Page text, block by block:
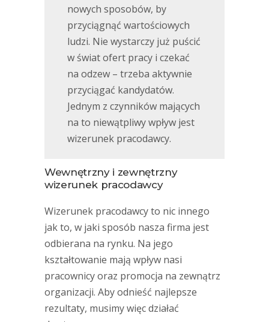
nowych sposobów, by
przyciągnąć wartościowych
ludzi. Nie wystarczy już puścić
w świat ofert pracy i czekać
na odzew – trzeba aktywnie
przyciągać kandydatów.
Jednym z czynników mających
na to niewątpliwy wpływ jest
wizerunek pracodawcy.
Wewnętrzny i zewnętrzny
wizerunek pracodawcy
Wizerunek pracodawcy to nic innego
jak to, w jaki sposób nasza firma jest
odbierana na rynku. Na jego
kształtowanie mają wpływ nasi
pracownicy oraz promocja na zewnątrz
organizacji. Aby odnieść najlepsze
rezultaty, musimy więc działać